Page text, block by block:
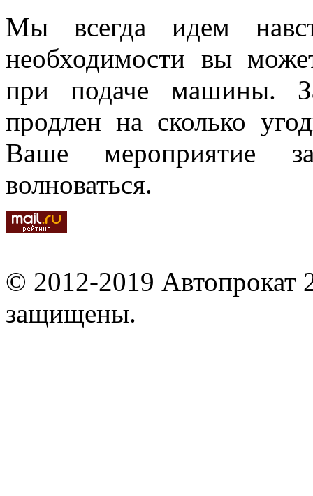
Мы всегда идем
необходимости вы
при подаче машины.
продлен на сколько
Ваше мероприятие
волноваться.
© 2012-2019 Автопрокат
защищены.